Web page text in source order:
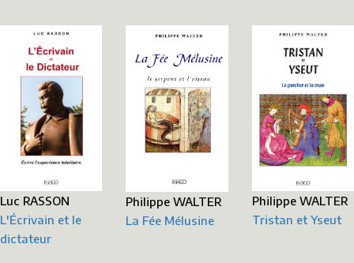
Luc RASSON
L'Écrivain et le
dictateur
Philippe WALTER
La Fée Mélusine
Philippe WALTER
Tristan et Yseut